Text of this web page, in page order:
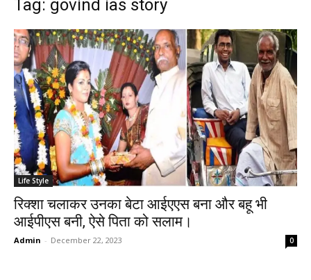
Tag: govind ias story
Life Style
रिक्शा चलाकर उनका बेटा आईएएस बना और बहू भी
आईपीएस बनी, ऐसे पिता को सलाम।
Admin - December 22, 2023 0